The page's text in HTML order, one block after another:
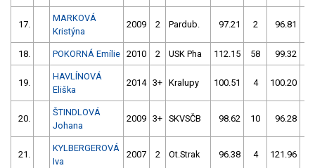
17.
MARKOVÁ
Kristýna
2009 2 Pardub. 97.21 2 96.81
18. POKORNÁ Emílie 2010 2 USK Pha 112.15 58 99.32
19.
HAVLÍNOVÁ
Eliška
2014 3+ Kralupy 100.51 4 100.20
20.
ŠTINDLOVÁ
Johana
2009 3+ SKVSČB 98.62 10 96.28
21.
KYLBERGEROVÁ
Iva
2007 2 Ot.Strak 96.38 4 121.96